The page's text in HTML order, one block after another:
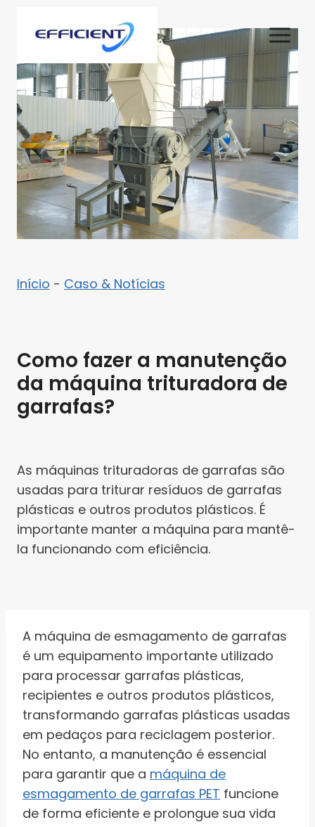
Início - Caso & Notícias
Como fazer a manutenção
da máquina trituradora de
garrafas?
As máquinas trituradoras de garrafas são
usadas para triturar resíduos de garrafas
plásticas e outros produtos plásticos. É
importante manter a máquina para mantê-
la funcionando com eficiência.
A máquina de esmagamento de garrafas
é um equipamento importante utilizado
para processar garrafas plásticas,
recipientes e outros produtos plásticos,
transformando garrafas plásticas usadas
em pedaços para reciclagem posterior.
No entanto, a manutenção é essencial
para garantir que a máquina de
esmagamento de garrafas PET funcione
de forma eficiente e prolongue sua vida